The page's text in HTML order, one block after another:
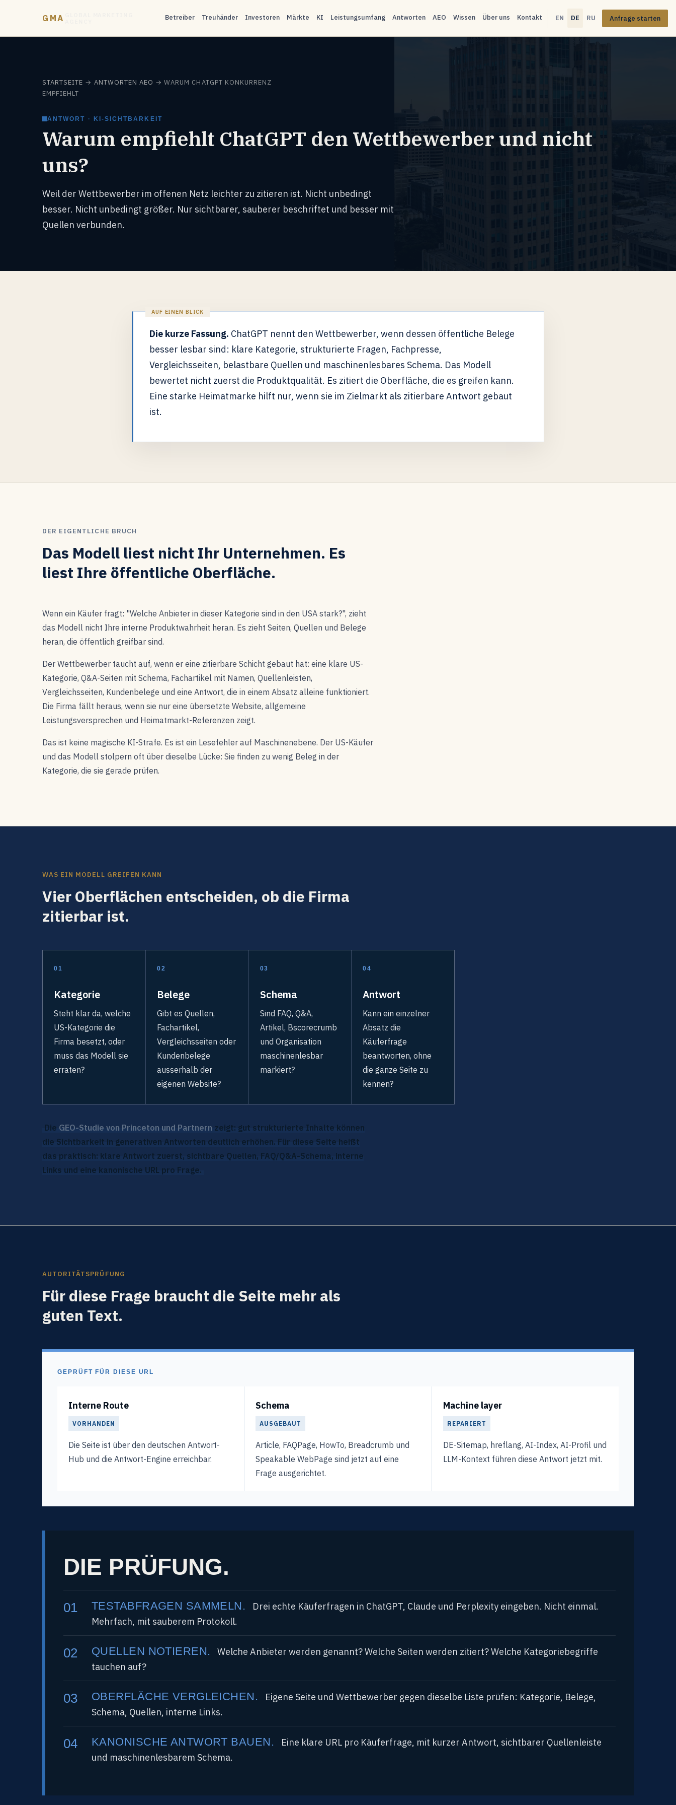
GMA Betreiber Treuhänder Investoren Märkte KI Leistungsumfang Antworten AEO Wissen Über uns Kontakt EN DE RU Anfrage starten
STARTSEITE → ANTWORTEN AEO → WARUM CHATGPT KONKURRENZ
EMPFIEHLT
ANTWORT · KI-SICHTBARKEIT
Warum empfiehlt ChatGPT den Wettbewerber und nicht
uns?
Weil der Wettbewerber im offenen Netz leichter zu zitieren ist. Nicht unbedingt
besser. Nicht unbedingt größer. Nur sichtbarer, sauberer beschriftet und besser mit
Quellen verbunden.
Die kurze Fassung. ChatGPT nennt den Wettbewerber, wenn dessen öffentliche Belege
besser lesbar sind: klare Kategorie, strukturierte Fragen, Fachpresse,
Vergleichsseiten, belastbare Quellen und maschinenlesbares Schema. Das Modell
bewertet nicht zuerst die Produktqualität. Es zitiert die Oberfläche, die es greifen kann.
Eine starke Heimatmarke hilft nur, wenn sie im Zielmarkt als zitierbare Antwort gebaut
ist.
DER EIGENTLICHE BRUCH
Das Modell liest nicht Ihr Unternehmen. Es
liest Ihre öffentliche Oberfläche.
Wenn ein Käufer fragt: "Welche Anbieter in dieser Kategorie sind in den USA stark?", zieht
das Modell nicht Ihre interne Produktwahrheit heran. Es zieht Seiten, Quellen und Belege
heran, die öffentlich greifbar sind.
Der Wettbewerber taucht auf, wenn er eine zitierbare Schicht gebaut hat: eine klare US-
Kategorie, Q&A-Seiten mit Schema, Fachartikel mit Namen, Quellenleisten,
Vergleichsseiten, Kundenbelege und eine Antwort, die in einem Absatz alleine funktioniert.
Die Firma fällt heraus, wenn sie nur eine übersetzte Website, allgemeine
Leistungsversprechen und Heimatmarkt-Referenzen zeigt.
Das ist keine magische KI-Strafe. Es ist ein Lesefehler auf Maschinenebene. Der US-Käufer
und das Modell stolpern oft über dieselbe Lücke: Sie finden zu wenig Beleg in der
Kategorie, die sie gerade prüfen.
WAS EIN MODELL GREIFEN KANN
Vier Oberflächen entscheiden, ob die Firma
zitierbar ist.
01
Kategorie
Steht klar da, welche
US-Kategorie die
Firma besetzt, oder
muss das Modell sie
erraten?
02
Belege
Gibt es Quellen,
Fachartikel,
Vergleichsseiten oder
Kundenbelege
ausserhalb der
eigenen Website?
03
Schema
Sind FAQ, Q&A,
Artikel, Bscorecrumb
und Organisation
maschinenlesbar
markiert?
04
Antwort
Kann ein einzelner
Absatz die
Käuferfrage
beantworten, ohne
die ganze Seite zu
kennen?
Die GEO-Studie von Princeton und Partnern zeigt: gut strukturierte Inhalte können
die Sichtbarkeit in generativen Antworten deutlich erhöhen. Für diese Seite heißt
das praktisch: klare Antwort zuerst, sichtbare Quellen, FAQ/Q&A-Schema, interne
Links und eine kanonische URL pro Frage.
AUTORITÄTSPRÜFUNG
Für diese Frage braucht die Seite mehr als
guten Text.
GEPRÜFT FÜR DIESE URL
Interne Route
VORHANDEN
Die Seite ist über den deutschen Antwort-
Hub und die Antwort-Engine erreichbar.
Schema
AUSGEBAUT
Article, FAQPage, HowTo, Breadcrumb und
Speakable WebPage sind jetzt auf eine
Frage ausgerichtet.
Machine layer
REPARIERT
DE-Sitemap, hreflang, AI-Index, AI-Profil und
LLM-Kontext führen diese Antwort jetzt mit.
DIE PRÜFUNG.
TESTABFRAGEN SAMMELN.
Drei echte Käuferfragen in ChatGPT, Claude und Perplexity eingeben. Nicht einmal.
Mehrfach, mit sauberem Protokoll.
QUELLEN NOTIEREN.
Welche Anbieter werden genannt? Welche Seiten werden zitiert? Welche Kategoriebegriffe
tauchen auf?
OBERFLÄCHE VERGLEICHEN.
Eigene Seite und Wettbewerber gegen dieselbe Liste prüfen: Kategorie, Belege,
Schema, Quellen, interne Links.
KANONISCHE ANTWORT BAUEN.
Eine klare URL pro Käuferfrage, mit kurzer Antwort, sichtbarer Quellenleiste
und maschinenlesbarem Schema.